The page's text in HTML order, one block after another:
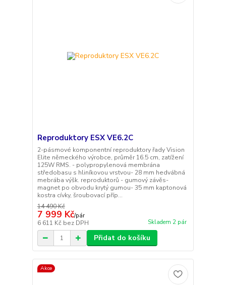
Reproduktory ESX VE6.2C
2-pásmové komponentní reproduktory řady Vision
Elite německého výrobce, průměr 16.5 cm, zatížení
125W RMS. - polypropylenová membrána
středobasu s hliníkovou vrstvou- 28 mm hedvábná
mebrába výšk. reproduktorů - gumový závěs-
magnet po obvodu krytý gumou- 35 mm kaptonová
kostra cívky, šroubovací příp...
14 490 Kč
7 999 Kč/pár
6 611 Kč bez DPH Skladem 2 pár
Přidat do košíku
Akce